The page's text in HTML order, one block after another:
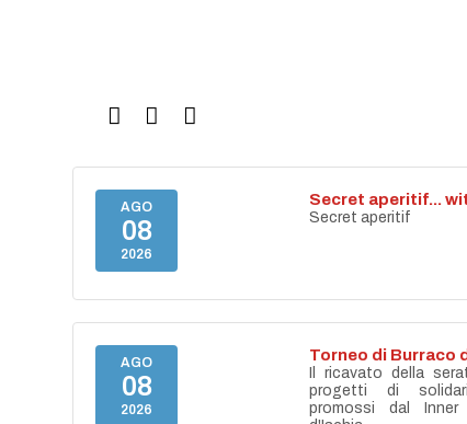
AGO
08
2026
Secret aperitif...
Secret aperitif
AGO
08
2026
Torneo di Burraco
Il ricavato della
progetti di
promossi dal